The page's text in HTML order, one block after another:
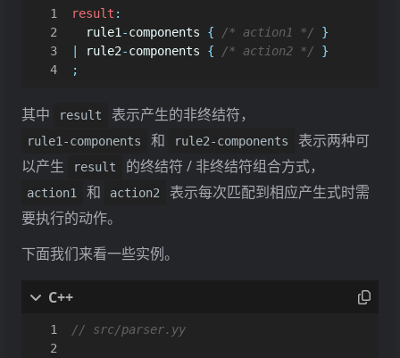
<std ::
result :
rule1 -components { /* action1 */
}
rule2-components { /* action2 */
}
;
其中 result 表示产生的非终结符，
rule1-components 和 rule2-components
表示两种可
以产生
result 的终结符 / 非终结符组合方式，
action1 和 action2
表示每次匹配到相应产生式时需
要执行的动作。
下面我们来看一些实例。